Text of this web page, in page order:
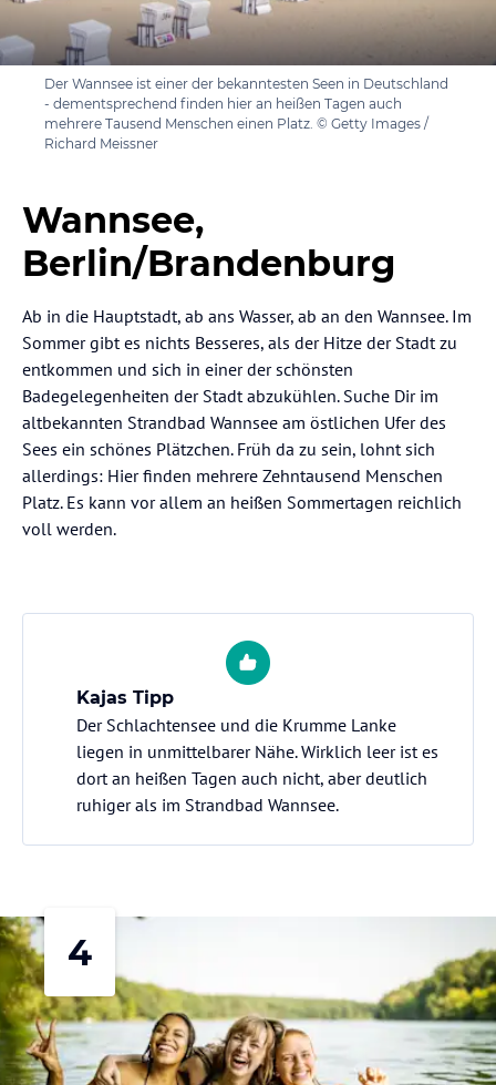
Der Wannsee ist einer der bekanntesten Seen in Deutschland
- dementsprechend finden hier an heißen Tagen auch
mehrere Tausend Menschen einen Platz. © Getty Images /
Richard Meissner
Wannsee,
Berlin/Brandenburg
Ab in die Hauptstadt, ab ans Wasser, ab an den Wannsee. Im
Sommer gibt es nichts Besseres, als der Hitze der Stadt zu
entkommen und sich in einer der schönsten
Badegelegenheiten der Stadt abzukühlen. Suche Dir im
altbekannten Strandbad Wannsee am östlichen Ufer des
Sees ein schönes Plätzchen. Früh da zu sein, lohnt sich
allerdings: Hier finden mehrere Zehntausend Menschen
Platz. Es kann vor allem an heißen Sommertagen reichlich
voll werden.
Kajas Tipp
Der Schlachtensee und die Krumme Lanke
liegen in unmittelbarer Nähe. Wirklich leer ist es
dort an heißen Tagen auch nicht, aber deutlich
ruhiger als im Strandbad Wannsee.
4